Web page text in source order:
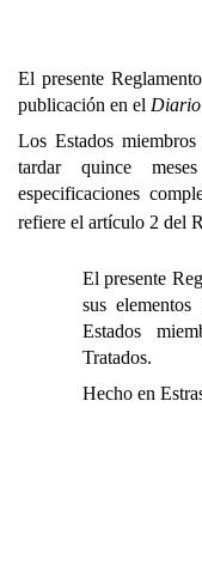
El presente
publicación en el
Los Estados
tardar quince
especificaciones
refiere el artículo 2 del
El presente
sus
Estados
Tratados.
Hecho en